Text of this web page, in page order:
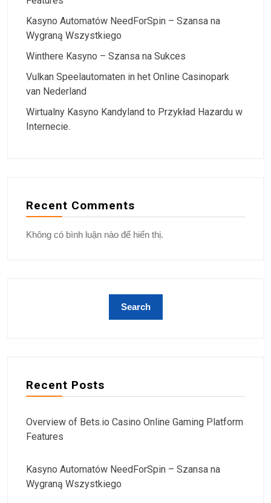
Kasyno Automatów NeedForSpin – Szansa na
Wygraną Wszystkiego
Winthere Kasyno – Szansa na Sukces
Vulkan Speelautomaten in het Online Casinopark
van Nederland
Wirtualny Kasyno Kandyland to Przykład Hazardu w
Internecie.
Recent Comments
Không có bình luận nào để hiển thị.
Recent Posts
Overview of Bets.io Casino Online Gaming Platform
Features
Kasyno Automatów NeedForSpin – Szansa na
Wygraną Wszystkiego